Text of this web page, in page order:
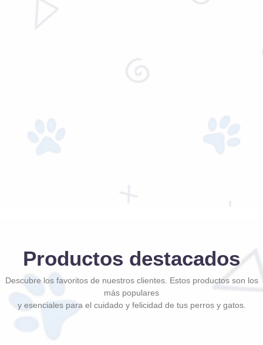
Productos destacados
Descubre los favoritos de nuestros clientes. Estos productos son los
más populares
y esenciales para el cuidado y felicidad de tus perros y gatos.